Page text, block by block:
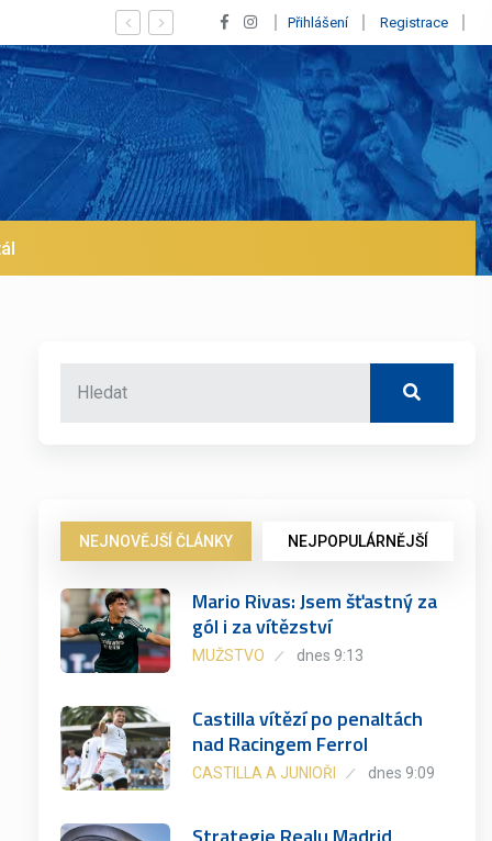
Vypískaný Vinícius! Blíží se jeho odchod z Realu a pustí se klub na trh
Přihlášení Registrace
NEJNOVĚJŠÍ ČLÁNKY NEJPOPULÁRNĚJŠÍ
Mario Rivas: Jsem šťastný za
gól i za vítězství
MUŽSTVO dnes 9:13
Castilla vítězí po penaltách
nad Racingem Ferrol
CASTILLA A JUNIOŘI dnes 9:09